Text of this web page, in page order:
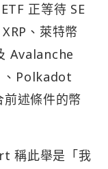
正等待 SE
、萊特幣
Avalanche
、Polkadot
前述條件的幣
稱此舉是「我